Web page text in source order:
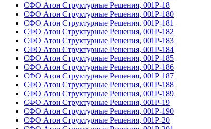
СФО Атон Структурные Решения, 001Р-18
СФО Атон Структурные Решения, 001Р-180
СФО Атон Структурные Решения, 001Р-181
СФО Атон Структурные Решения, 001Р-182
СФО Атон Структурные Решения, 001Р-183
СФО Атон Структурные Решения, 001Р-184
СФО Атон Структурные Решения, 001Р-185
СФО Атон Структурные Решения, 001Р-186
СФО Атон Структурные Решения, 001Р-187
СФО Атон Структурные Решения, 001Р-188
СФО Атон Структурные Решения, 001Р-189
СФО Атон Структурные Решения, 001Р-19
СФО Атон Структурные Решения, 001Р-190
СФО Атон Структурные Решения, 001Р-20